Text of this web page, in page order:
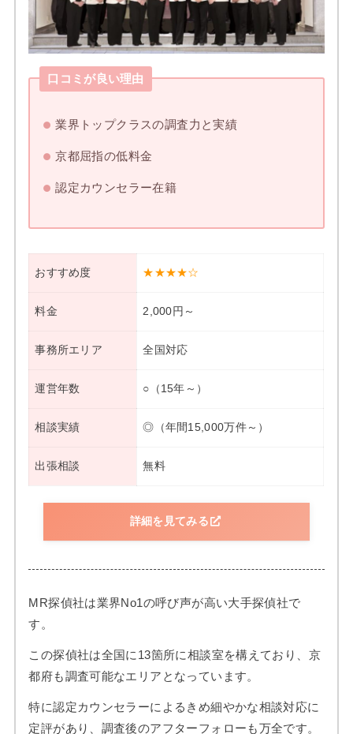
口コミが良い理由
業界トップクラスの調査力と実績
京都屈指の低料金
認定カウンセラー在籍
おすすめ度 ★★★★☆
料金 2,000円～
事務所エリア 全国対応
運営年数 ○（15年～）
相談実績 ◎（年間15,000万件～）
出張相談 無料
詳細を見てみる
MR探偵社は業界No1の呼び声が高い大手探偵社で
す。
この探偵社は全国に13箇所に相談室を構えており、京
都府も調査可能なエリアとなっています。
特に認定カウンセラーによるきめ細やかな相談対応に
定評があり、調査後のアフターフォローも万全です。